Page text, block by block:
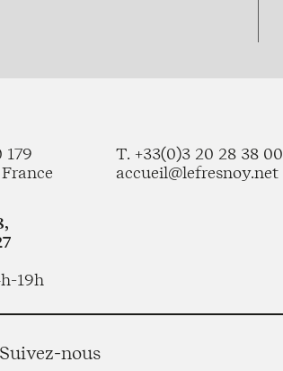
179
T. +33(0)3 20 28 38 00
accueil@lefresnoy.net
19h
Suivez-nous